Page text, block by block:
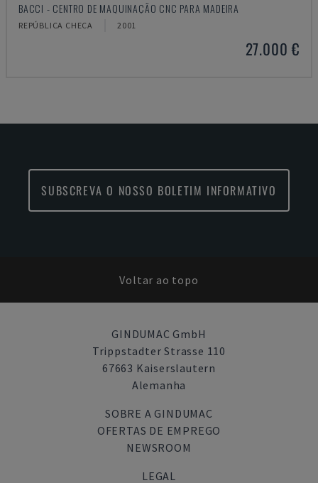
BACCI - CENTRO DE MAQUINAÇÃO CNC PARA MADEIRA
REPÚBLICA CHECA 2001
27.000 €
SUBSCREVA O NOSSO BOLETIM INFORMATIVO
Voltar ao topo
GINDUMAC GmbH
Trippstadter Strasse 110
67663 Kaiserslautern
Alemanha
SOBRE A GINDUMAC
OFERTAS DE EMPREGO
NEWSROOM
LEGAL